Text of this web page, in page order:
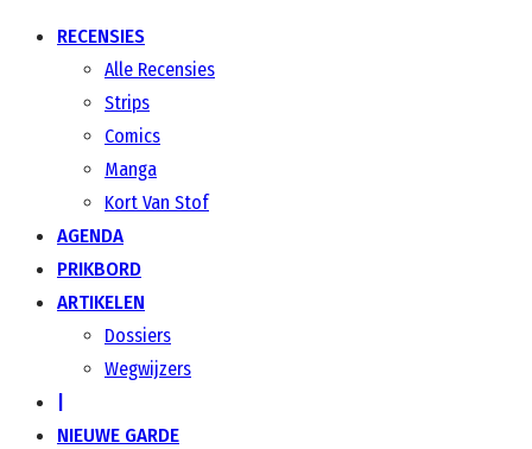
RECENSIES
Alle Recensies
Strips
Comics
Manga
Kort Van Stof
AGENDA
PRIKBORD
ARTIKELEN
Dossiers
Wegwijzers
NIEUWE GARDE